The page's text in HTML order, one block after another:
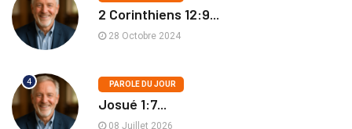
2 Corinthiens 12:9...
28 Octobre 2024
4 PAROLE DU JOUR
Josué 1:7...
08 Juillet 2026